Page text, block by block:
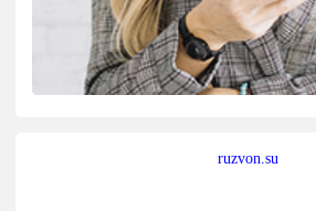
ruzvon.su